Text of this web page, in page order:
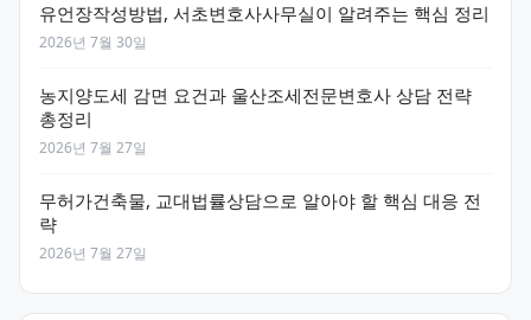
유언장작성방법, 서초변호사사무실이 알려주는 핵심 정리
2026년 7월 30일
농지양도세 감면 요건과 울산조세전문변호사 상담 전략
총정리
2026년 7월 27일
무허가건축물, 교대법률상담으로 알아야 할 핵심 대응 전
략
2026년 7월 27일